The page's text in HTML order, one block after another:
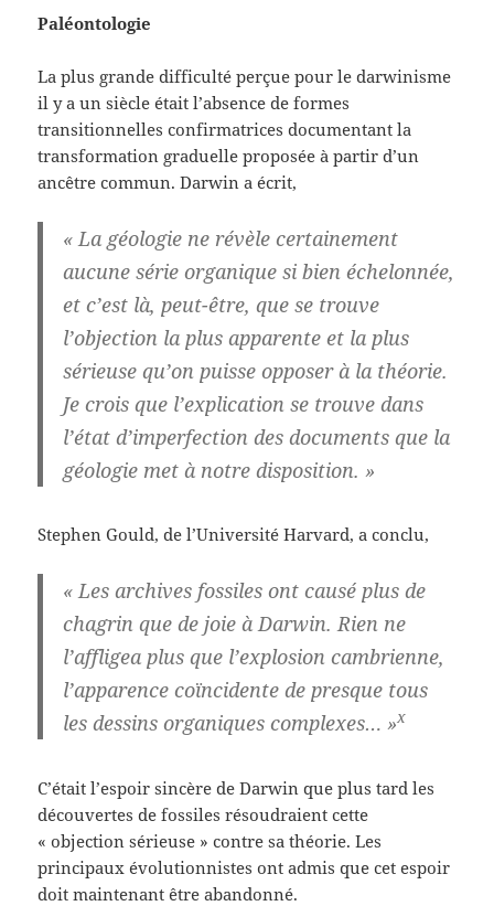
Paléontologie
La plus grande difficulté perçue pour le darwinisme
il y a un siècle était l’absence de formes
transitionnelles confirmatrices documentant la
transformation graduelle proposée à partir d’un
ancêtre commun. Darwin a écrit,
« La géologie ne révèle certainement
aucune série organique si bien échelonnée,
et c’est là, peut-être, que se trouve
l’objection la plus apparente et la plus
sérieuse qu’on puisse opposer à la théorie.
Je crois que l’explication se trouve dans
l’état d’imperfection des documents que la
géologie met à notre disposition. »
Stephen Gould, de l’Université Harvard, a conclu,
« Les archives fossiles ont causé plus de
chagrin que de joie à Darwin. Rien ne
l’affligea plus que l’explosion cambrienne,
l’apparence coïncidente de presque tous
les dessins organiques complexes… »x
C’était l’espoir sincère de Darwin que plus tard les
découvertes de fossiles résoudraient cette
« objection sérieuse » contre sa théorie. Les
principaux évolutionnistes ont admis que cet espoir
doit maintenant être abandonné.